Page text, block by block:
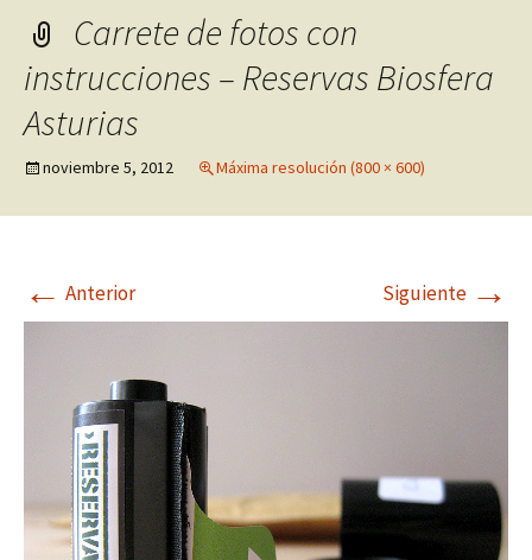
Carrete de fotos con
instrucciones – Reservas Biosfera
Asturias
noviembre 5, 2012 Máxima resolución (800 × 600)
← Anterior Siguiente →